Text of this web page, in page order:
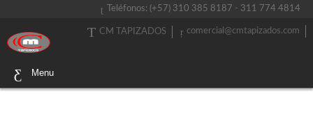
Teléfonos: (+57) 310 385 8187 - 311 774 4814
comercial@cmtapizados.com
CM TAPIZADOS
Menu